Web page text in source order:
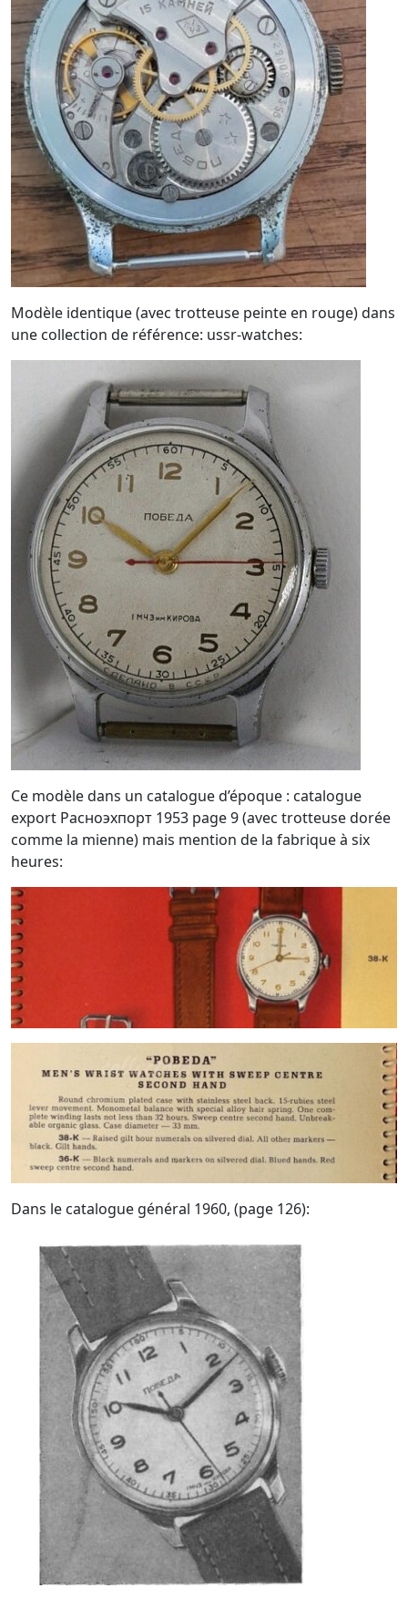
Modèle identique (avec trotteuse peinte en rouge) dans
une collection de référence: ussr-watches:
Ce modèle dans un catalogue d’époque : catalogue
export Расноэхпорт 1953 page 9 (avec trotteuse dorée
comme la mienne) mais mention de la fabrique à six
heures:
Dans le catalogue général 1960, (page 126):